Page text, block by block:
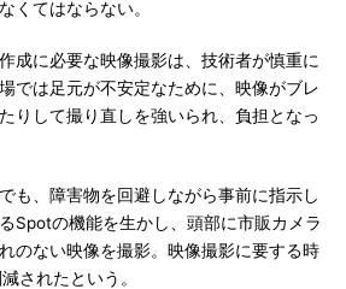
くてはならない。
成に必要な映像撮影は、技術者が慎重に
では足元が不安定なために、映像がブレ
りして撮り直しを強いられ、負担となっ
も、障害物を回避しながら事前に指示し
Spotの機能を生かし、頭部に市販カメラ
のない映像を撮影。映像撮影に要する時
されたという。